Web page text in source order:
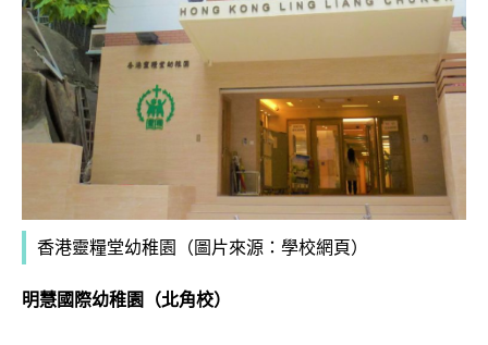
香港靈糧堂幼稚園（圖片來源：學校網頁）
明慧國際幼稚園（北角校）